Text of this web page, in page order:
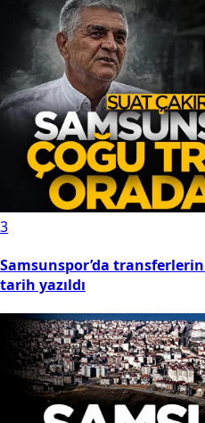
3
Samsunspor’da
tarih yazıldı